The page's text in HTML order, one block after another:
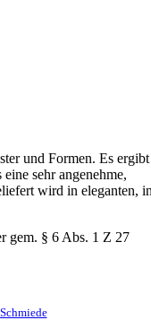
und Formen. Es ergibt
sehr angenehme,
wird in eleganten,
gem. § 6 Abs. 1 Z 27